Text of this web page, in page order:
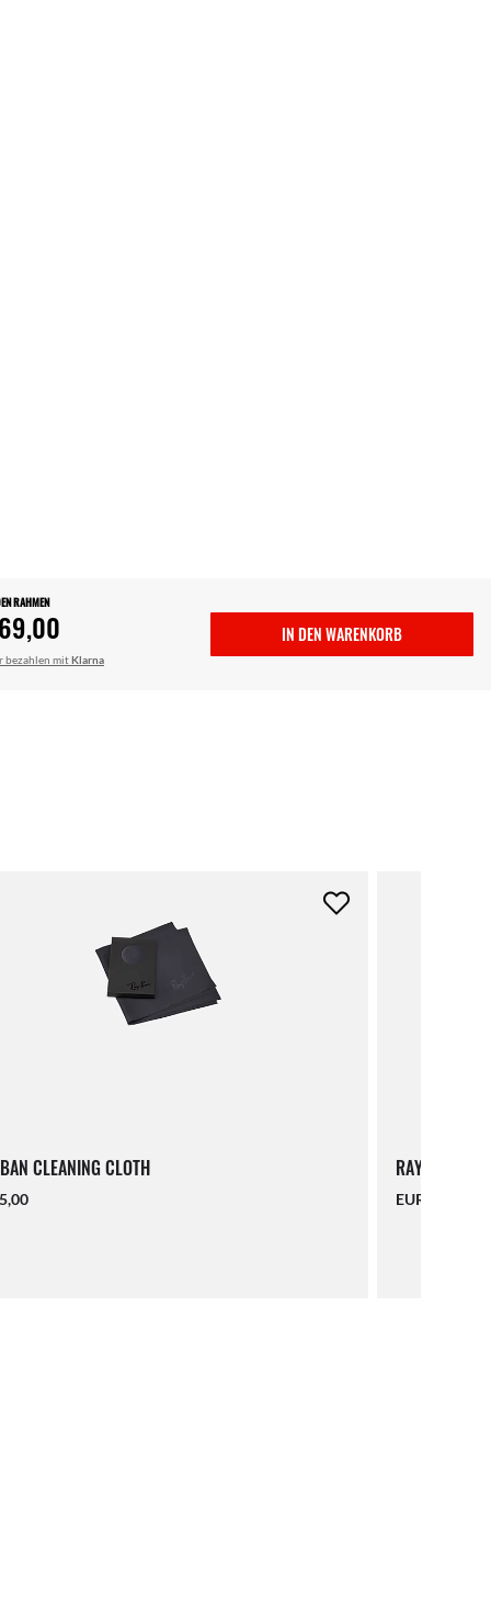
RAHMEN
bezahlen mitKlarna
IN DEN WARENKORB
CLEANING CLOTH RAY-BAN
EUR 16,00